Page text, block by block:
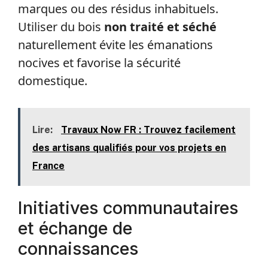
marques ou des résidus inhabituels.
Utiliser du bois non traité et séché
naturellement évite les émanations
nocives et favorise la sécurité
domestique.
Lire:
Travaux Now FR : Trouvez facilement
des artisans qualifiés pour vos projets en
France
Initiatives communautaires
et échange de
connaissances